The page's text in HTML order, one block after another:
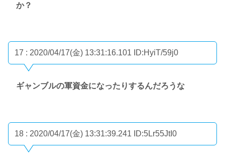
か？
17 : 2020/04/17(金) 13:31:16.101 ID:HyiT/59j0
ギャンブルの軍資金になったりするんだろうな
18 : 2020/04/17(金) 13:31:39.241 ID:5Lr55JtI0